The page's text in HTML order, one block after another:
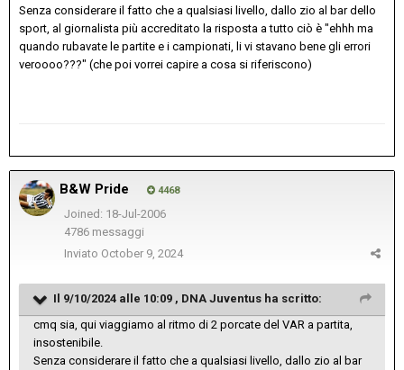
Senza considerare il fatto che a qualsiasi livello, dallo zio al bar dello
sport, al giornalista più accreditato la risposta a tutto ciò è "ehhh ma
quando rubavate le partite e i campionati, li vi stavano bene gli errori
veroooo???" (che poi vorrei capire a cosa si riferiscono)
B&W Pride 4468
Joined: 18-Jul-2006
4786 messaggi
Inviato October 9, 2024
Il 9/10/2024 alle 10:09 , DNA Juventus ha scritto:
cmq sia, qui viaggiamo al ritmo di 2 porcate del VAR a partita,
insostenibile.
Senza considerare il fatto che a qualsiasi livello, dallo zio al bar